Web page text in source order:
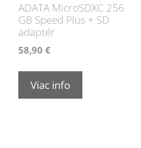
ADATA MicroSDXC 256
GB Speed Plus + SD
adaptér
58,90 €
Viac info